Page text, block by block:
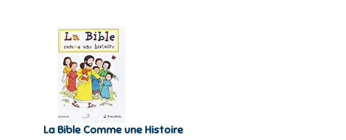
La Bible Comme une Histoire